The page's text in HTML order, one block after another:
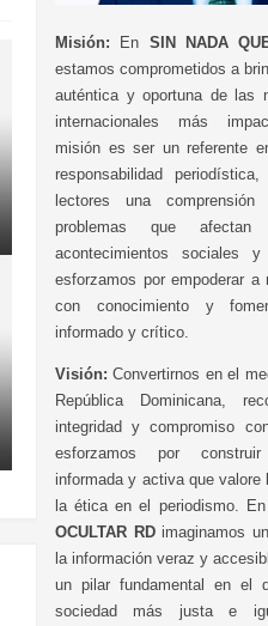
Misión: En SIN NADA
estamos comprometidos a
auténtica y oportuna de las
internacionales más
misión es ser un referente
responsabilidad
lectores una
problemas que afectan
acontecimientos sociales
esforzamos por empoderar a
con conocimiento y
informado y crítico.
Visión: Convertirnos en el
República Dominicana,
integridad y compromiso
esforzamos por
informada y activa que valore
la ética en el periodismo. En
OCULTAR RDimaginamos
la información veraz y
un pilar fundamental en el
sociedad más justa e